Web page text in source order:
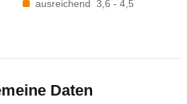
ausreichend 3,6 - 4,5
Daten